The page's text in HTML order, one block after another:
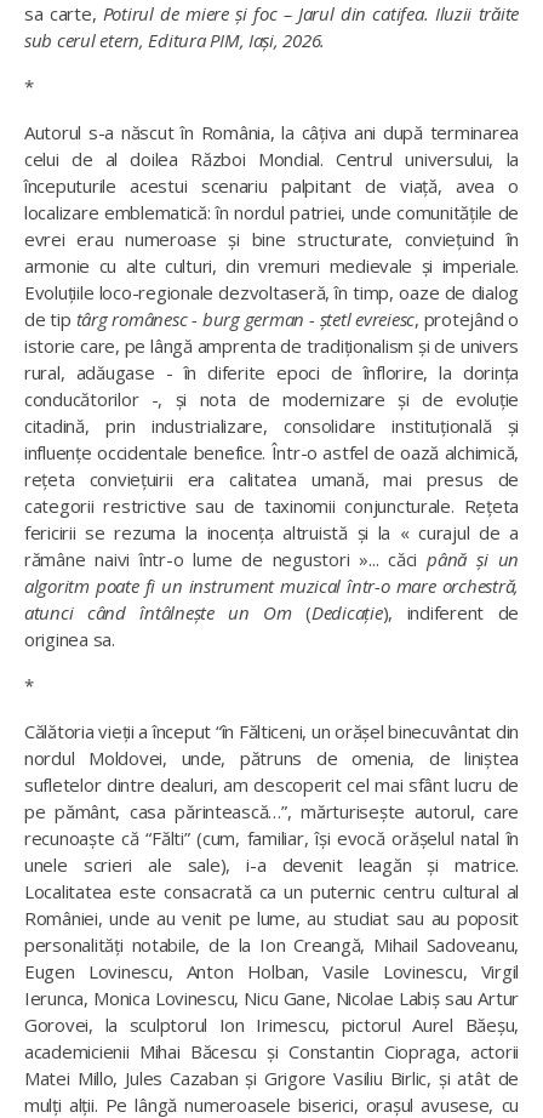
sa carte, Potirul de miere și foc – Jarul din catifea. Iluzii trăite
sub cerul etern, Editura PIM, Iași, 2026.
*
Autorul s-a născut în România, la câțiva ani după terminarea
celui de al doilea Război Mondial. Centrul universului, la
începuturile acestui scenariu palpitant de viață, avea o
localizare emblematică: în nordul patriei, unde comunitățile de
evrei erau numeroase și bine structurate, conviețuind în
armonie cu alte culturi, din vremuri medievale și imperiale.
Evoluțiile loco-regionale dezvoltaseră, în timp, oaze de dialog
de tip târg românesc - burg german - ștetl evreiesc, protejând o
istorie care, pe lângă amprenta de tradiționalism și de univers
rural, adăugase - în diferite epoci de înflorire, la dorința
conducătorilor -, și nota de modernizare și de evoluție
citadină, prin industrializare, consolidare instituțională și
influențe occidentale benefice. Într-o astfel de oază alchimică,
rețeta conviețuirii era calitatea umană, mai presus de
categorii restrictive sau de taxinomii conjuncturale. Rețeta
fericirii se rezuma la inocența altruistă și la « curajul de a
rămâne naivi într-o lume de negustori »... căcipână și un
algoritm poate fi un instrument muzical într-o mare orchestră,
atunci când întâlnește un Om(Dedicație), indiferent de
originea sa.
*
Călătoria vieții a început “în Fălticeni, un orășel binecuvântat din
nordul Moldovei, unde, pătruns de omenia, de liniștea
sufletelor dintre dealuri, am descoperit cel mai sfânt lucru de
pe pământ, casa părintească…”, mărturisește autorul, care
recunoaște că “Fălti” (cum, familiar, își evocă orășelul natal în
unele scrieri ale sale), i-a devenit leagăn și matrice.
Localitatea este consacrată ca un puternic centru cultural al
României, unde au venit pe lume, au studiat sau au poposit
personalități notabile, de la Ion Creangă, Mihail Sadoveanu,
Eugen Lovinescu, Anton Holban, Vasile Lovinescu, Virgil
Ierunca, Monica Lovinescu, Nicu Gane, Nicolae Labiş sau Artur
Gorovei, la sculptorul Ion Irimescu, pictorul Aurel Băeşu,
academicienii Mihai Băcescu şi Constantin Ciopraga, actorii
Matei Millo, Jules Cazaban şi Grigore Vasiliu Birlic, și atât de
mulți alții. Pe lângă numeroasele biserici, orașul avusese, cu